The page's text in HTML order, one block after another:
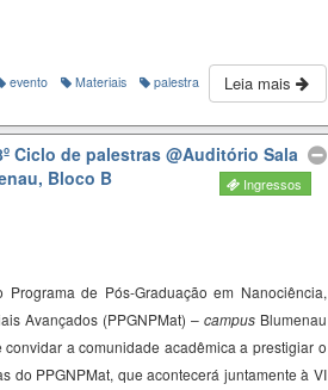
Leia mais
evento Materiais
palestra
Ciclo de palestras @Auditório Sala
Bloco B
Ingressos
Programa de Pós-Graduação em Nanociência,
Avançados (PPGNPMat) – campusBlumenau
convidar a comunidade acadêmica a prestigiar o
do PPGNPMat, que acontecerá juntamente à VI